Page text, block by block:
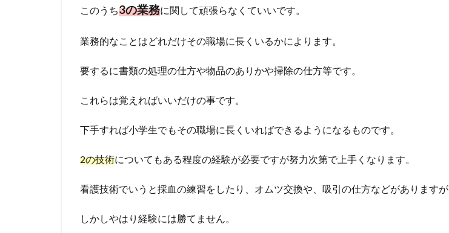
このうち3の業務に関して頑張らなくていいです。
業務的なことはどれだけその職場に長くいるかによります。
要するに書類の処理の仕方や物品のありかや掃除の仕方等です。
これらは覚えればいいだけの事です。
下手すれば小学生でもその職場に長くいればできるようになるものです。
2の技術についてもある程度の経験が必要ですが努力次第で上手くなります。
看護技術でいうと採血の練習をしたり、オムツ交換や、吸引の仕方などがあります
しかしやはり経験には勝てません。